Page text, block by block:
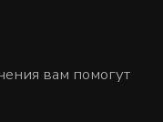
вам помогут